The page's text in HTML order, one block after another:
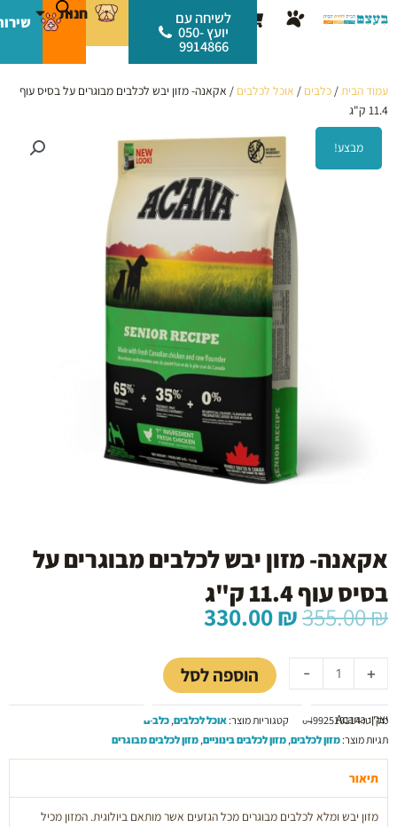
לתוכן
עגלת
קניות
לשיחה עם
יועץ 050-
9914866
חנות
עמוד הבית/ כלבים / אוכל לכלבים / אקאנה- מזון יבש לכלבים מבוגרים על בסיס עוף
11.4 ק"ג
מבצע!
אקאנה- מזון יבש לכלבים מבוגרים על
בסיס עוף 11.4 ק"ג
355.00₪ המחיר
המקורי
היה:
355.00 ₪.
330.00₪ המחיר
הוא:
330.00 ₪. -
של
אקאנה-
יבש
לכלבים
מבוגרים
בסיס
עוף
+ הוספה לסל
יצרן: Acana
מק"ט:64992510114 קטגוריות מוצר:אוכל לכלבים,כלבים
תגיות מוצר:מזון לכלבים,מזון לכלבים בינוניים,מזון לכלבים מבוגרים
תיאור
מזון יבש ומלא לכלבים מבוגרים מכל הגזעים אשר מותאם ביולוגית. המזון מכיל